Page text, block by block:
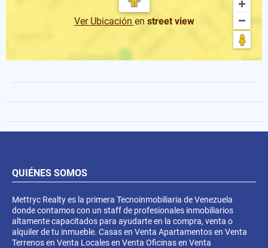
Ver Ubicación en street view
QUIÉNES SOMOS
Mettryc Realty es la primera Tecnoinmobiliaria de Venezuela
donde contamos con un staff de profesionales inmobiliarios
altamente capacitados para ayudarte en la compra, venta o
alquiler de tu inmueble. Casas en Venta Apartamentos en Venta
Terrenos en Venta Locales en Venta Oficinas en Venta